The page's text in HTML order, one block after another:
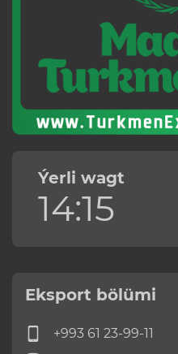
Ýerli wagt
14:15
Eksport bölümi
+993 61 23-99-11